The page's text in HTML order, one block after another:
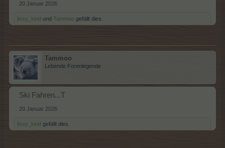
20 Januar 2026
lissy_kind und Tammoo gefällt dies.
Tammoo
Lebende Forenlegende
Ski Fahren...T
20 Januar 2026
lissy_kind gefällt dies.